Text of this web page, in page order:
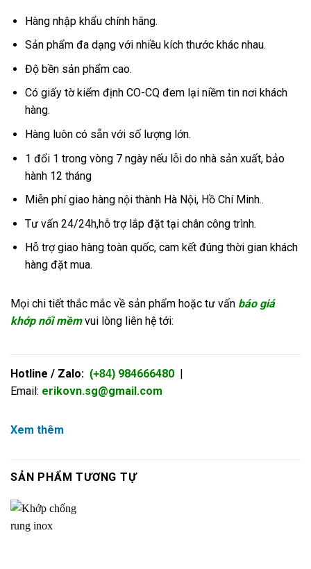
Hàng nhập khẩu chính hãng.
Sản phẩm đa dạng với nhiều kích thước khác nhau.
Độ bền sản phẩm cao.
Có giấy tờ kiểm định CO-CQ đem lại niềm tin nơi khách
hàng.
Hàng luôn có sẵn với số lượng lớn.
1 đổi 1 trong vòng 7 ngày nếu lỗi do nhà sản xuất, bảo
hành 12 tháng
Miễn phí giao hàng nội thành Hà Nội, Hồ Chí Minh..
Tư vấn 24/24h,hỗ trợ lắp đặt tại chân công trình.
Hỗ trợ giao hàng toàn quốc, cam kết đúng thời gian khách
hàng đặt mua.
Mọi chi tiết thắc mắc về sản phẩm hoặc tư vấn báo giá
khớp nối mềmvui lòng liên hệ tới:
Hotline / Zalo: (+84) 984666480
Email: erikovn.sg@gmail.com
Xem thêm
SẢN PHẨM TƯƠNG TỰ